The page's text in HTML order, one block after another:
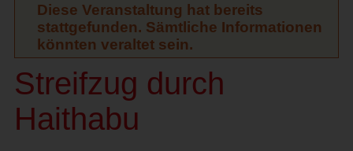
Diese Veranstaltung hat bereits
stattgefunden. Sämtliche Informationen
könnten veraltet sein.
Streifzug durch
Haithabu